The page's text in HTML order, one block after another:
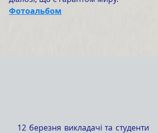
Фотоальбом